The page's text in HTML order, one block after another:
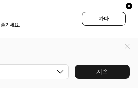
기세요.
가다
계속